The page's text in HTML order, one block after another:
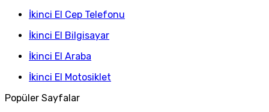
İkinci El Cep Telefonu
İkinci El Bilgisayar
İkinci El Araba
İkinci El Motosiklet
Popüler Sayfalar